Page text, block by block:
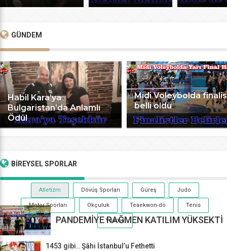
GÜNDEM
Habil Kara’ya
Bulgaristan’da Anlamlı
Ödül
Midi Voleybolda
belli oldu
BİREYSELSPORLAR
Atletizm Dövüş Sporları Güreş Judo
Motor Sporları Okçuluk Teaekwon-do Tenis
Yüzme
PANDEMİYE RAĞMEN KATILIM YÜKSEKTİ
1453 gibi.. Şâhi İstanbul’u Fethetti